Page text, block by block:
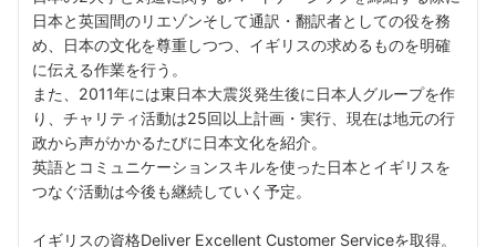
日本と英国間のリエゾンそして通訳・翻訳者としての役を務
め、日本の文化を尊重しつつ、イギリスの求めるものを明確
に伝える作業を行う。
また、2011年には東日本大震災発生後に日本人グループを作
り、チャリティ活動は25回以上計画・実行、現在は地元の行
政から声がかかるたびに日本文化を紹介。
英語とコミュニケーションスキルを使った日本とイギリスを
つなぐ活動は今後も継続していく予定。
イギリスの資格Deliver Excellent Customer Serviceを取得。